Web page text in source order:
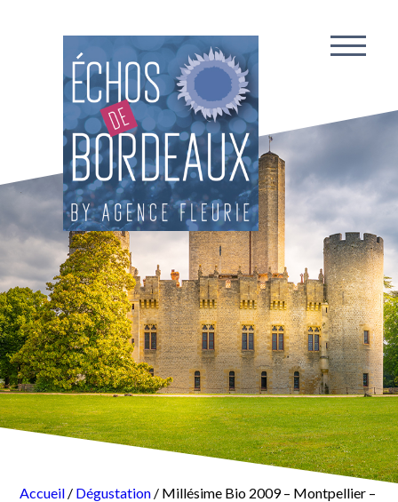
Accueil / Dégustation / Millésime Bio 2009 – Montpellier –